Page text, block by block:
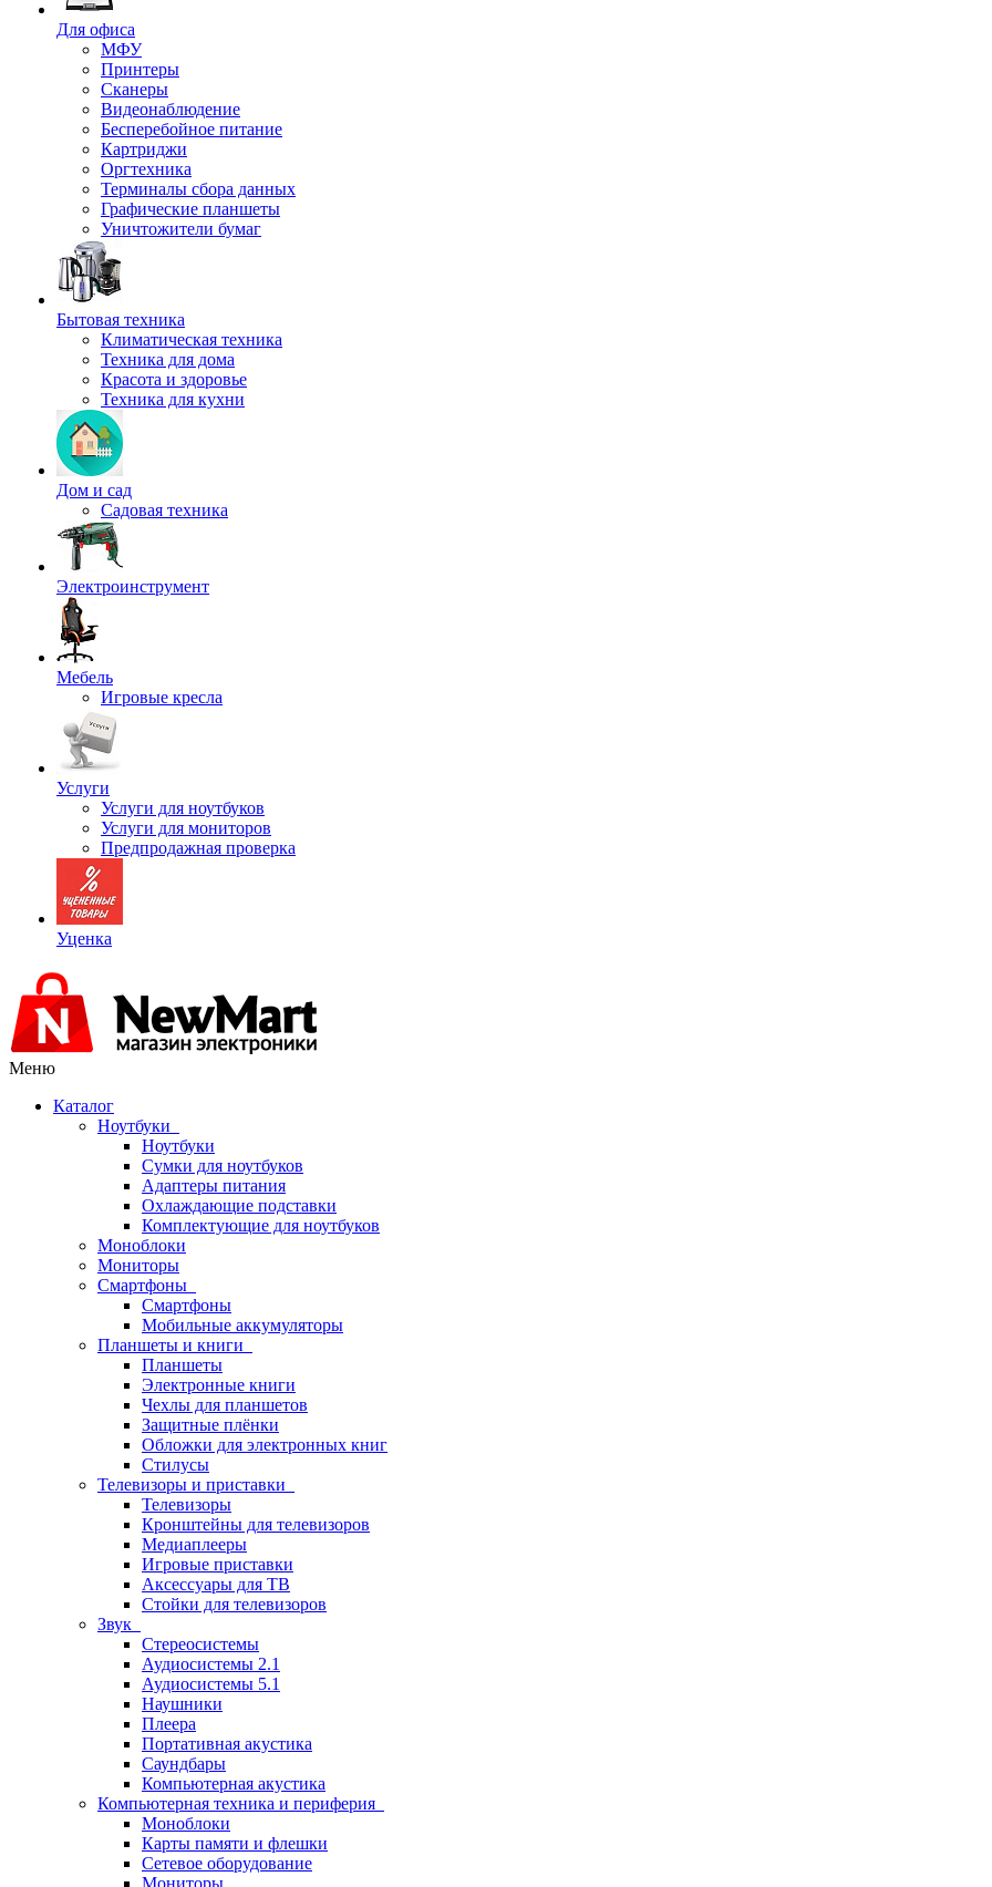
Для офиса
МФУ
Принтеры
Сканеры
Видеонаблюдение
Бесперебойное питание
Картриджи
Оргтехника
Терминалы сбора данных
Графические планшеты
Уничтожители бумаг
Бытовая техника
Климатическая техника
Техника для дома
Красота и здоровье
Техника для кухни
Дом и сад
Садовая техника
Электроинструмент
Мебель
Игровые кресла
Услуги
Услуги для ноутбуков
Услуги для мониторов
Предпродажная проверка
Уценка
Меню
Каталог
Ноутбуки
Ноутбуки
Сумки для ноутбуков
Адаптеры питания
Охлаждающие подставки
Комплектующие для ноутбуков
Моноблоки
Мониторы
Смартфоны
Смартфоны
Мобильные аккумуляторы
Планшеты и книги
Планшеты
Электронные книги
Чехлы для планшетов
Защитные плёнки
Обложки для электронных книг
Стилусы
Телевизоры и приставки
Телевизоры
Кронштейны для телевизоров
Медиаплееры
Игровые приставки
Аксессуары для ТВ
Стойки для телевизоров
Звук
Стереосистемы
Аудиосистемы 2.1
Аудиосистемы 5.1
Наушники
Плеера
Портативная акустика
Саундбары
Компьютерная акустика
Компьютерная техника и периферия
Моноблоки
Карты памяти и флешки
Сетевое оборудование
Мониторы